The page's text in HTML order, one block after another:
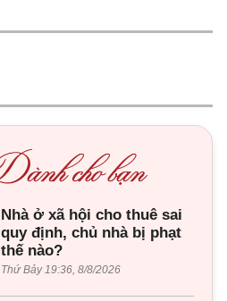
Nhà ở xã hội cho thuê sai
quy định, chủ nhà bị phạt
thế nào?
Thứ Bảy 19:36, 8/8/2026